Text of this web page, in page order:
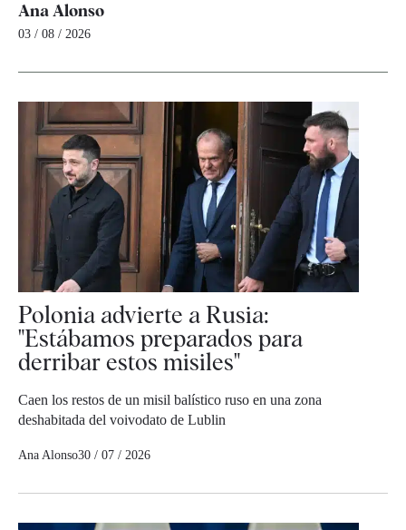
Ana Alonso
03 / 08 / 2026
Polonia advierte a Rusia:
"Estábamos preparados para
derribar estos misiles"
Caen los restos de un misil balístico ruso en una zona
deshabitada del voivodato de Lublin
Ana Alonso30 / 07 / 2026